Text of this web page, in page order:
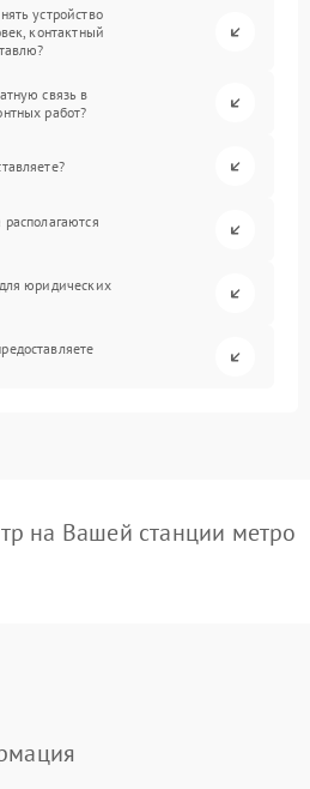
устройство
контактный
связь в
работ?
юридических
на Вашей станции метро